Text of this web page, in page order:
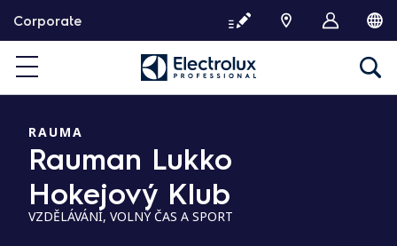
k
Corporate
RAUMA
Rauman Lukko
Hokejový Klub
VZDĚLÁVÁNÍ, VOLNÝ ČAS A SPORT